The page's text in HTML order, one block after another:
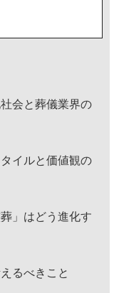
会と葬儀業界の
イルと価値観の
」はどう進化す
るべきこと